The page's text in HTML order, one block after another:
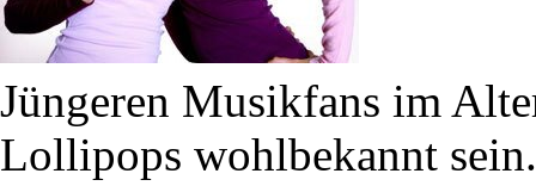
Jüngeren Musikfans im
Lollipops wohlbekannt